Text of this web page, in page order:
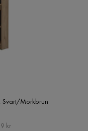
Svart/Mörkbrun
kr